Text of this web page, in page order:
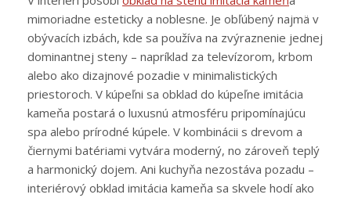
mimoriadne esteticky a noblesne. Je obľúbený najmä v
obývacích izbách, kde sa používa na zvýraznenie jednej
dominantnej steny – napríklad za televízorom, krbom
alebo ako dizajnové pozadie v minimalistických
priestoroch. V kúpeľni sa obklad do kúpeľne imitácia
kameňa postará o luxusnú atmosféru pripomínajúcu
spa alebo prírodné kúpele. V kombinácii s drevom a
čiernymi batériami vytvára moderný, no zároveň teplý
a harmonický dojem. Ani kuchyňa nezostáva pozadu –
interiérový obklad imitácia kameňa sa skvele hodí ako